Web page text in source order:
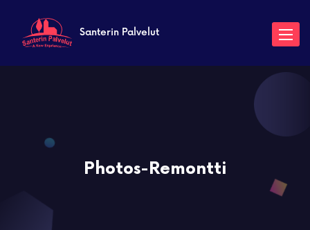
Toggle
Santerin Palvelut
Photos-Remontti